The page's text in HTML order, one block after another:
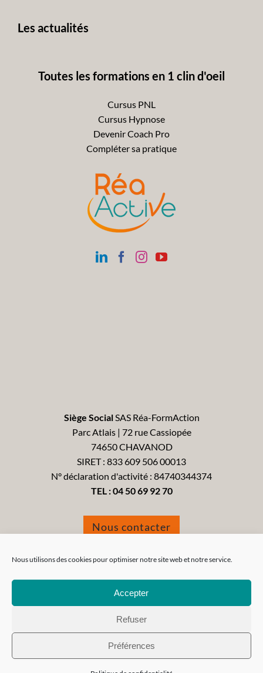
Nous utilisons des cookies pour optimiser notre site web et notre service.
Accepter
Refuser
Préférences
Les actualités
Toutes les formations en 1 clin d'oeil
Cursus PNL
Cursus Hypnose
Devenir Coach Pro
Compléter sa pratique
Siège SocialSAS Réa-FormAction
Parc Atlais | 72 rue Cassiopée
74650 CHAVANOD
SIRET : 833 609 506 00013
N° déclaration d'activité : 84740344374
TEL :04 50 69 92 70
Nous contacter
Tous droits réservés 2021 - Réa-FormAction -
Légales-CGV-CGU-Politique de confidentialité